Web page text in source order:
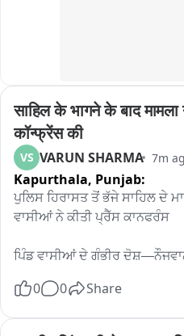
साहिल के भागने के बाद मामला
कॉन्फ्रेंस की
VS VARUN SHARMA 7m
Kapurthala, Punjab:
ਪੁਲਿਸ ਹਿਰਾਸਤ ਤੋਂ ਭੱਜੇ ਸਾਹਿਲ ਦੇ
ਵਾਸੀਆਂ ਨੇ ਕੀਤੀ ਪ੍ਰੈੱਸ ਕਾਨਫਰੰਸ
ਪਿੰਡ ਵਾਸੀਆਂ ਦੇ ਗੰਭੀਰ
ਬਾਅਦ ਦੀ CCTV ਵੀਡੀਓ ਕੀਤੀ ਪੇਸ਼
ਸੁਲਤਾਨਪੁਰ ਲੋਧੀ: ਥਾਣਾ
0 0 Share